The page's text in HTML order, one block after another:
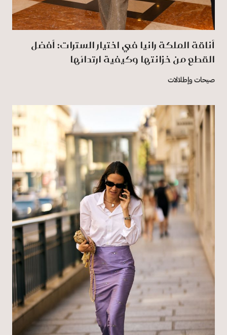
أناقة الملكة رانيا في اختيار السترات: أفضل
القطع من خزانتها وكيفية ارتدائها
صيحات وإطلالات